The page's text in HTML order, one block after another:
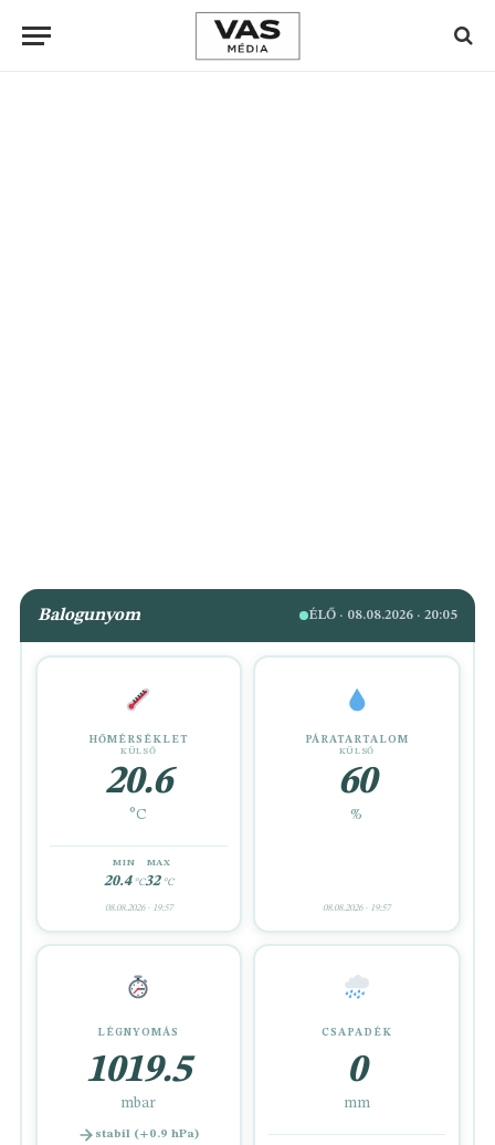
Balogunyom ÉLŐ · 08.08.2026 · 20:05
HŐMÉRSÉKLET
KÜLSŐ
20.6
°C
MIN
20.4°C
MAX
32°C
08.08.2026 · 19:57
PÁRATARTALOM
KÜLSŐ
60
%
08.08.2026 · 19:57
LÉGNYOMÁS
1019.5
mbar
stabil (+0.9 hPa)
CSAPADÉK
0
mm